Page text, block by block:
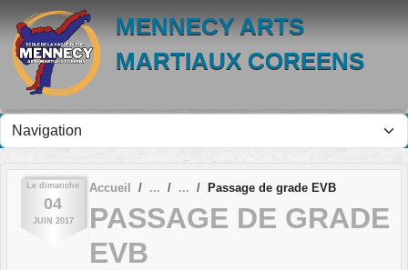
MENNECY ARTS
MARTIAUX COREENS
Le dimanche
04
JUIN 2017
Accueil Passage de grade EVB
PASSAGE DE GRADE
EVB
Panneau de gestion des cookies